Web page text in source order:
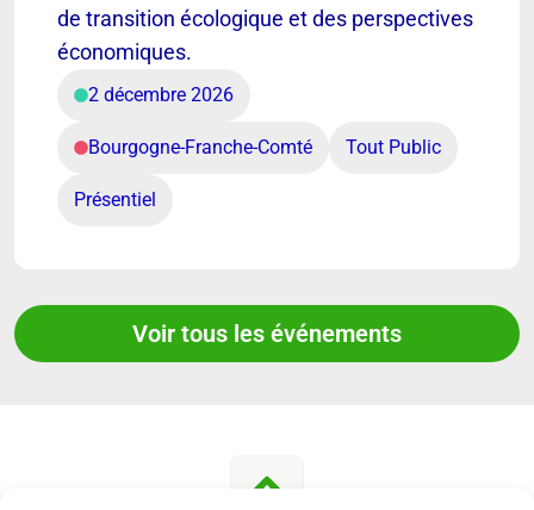
de transition écologique et des perspectives
économiques.
2 décembre 2026
Bourgogne-Franche-Comté Tout Public
Présentiel
Voir tous les événements